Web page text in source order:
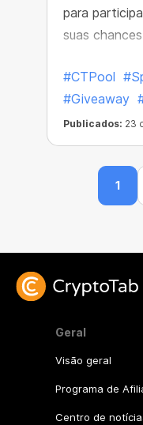
para
suas
#CTPool
#Giveaway
Publicados: 23
1
Geral
Visão geral
Programa de
Centro de